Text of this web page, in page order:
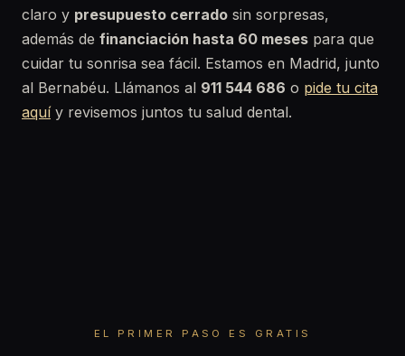
claro y presupuesto cerrado sin sorpresas,
además de financiación hasta 60 meses para que
cuidar tu sonrisa sea fácil. Estamos en Madrid, junto
al Bernabéu. Llámanos al 911 544 686 o pide tu cita
aquíy revisemos juntos tu salud dental.
EL PRIMER PASO ES GRATIS